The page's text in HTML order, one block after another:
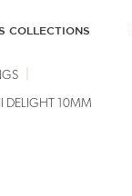
COLLECTIONS
DELIGHT 10MM